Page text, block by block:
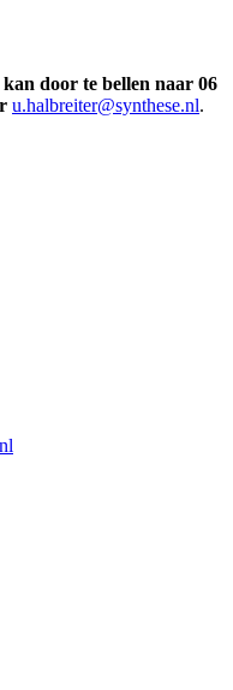
door te bellen naar 06
u.halbreiter@synthese.nl.